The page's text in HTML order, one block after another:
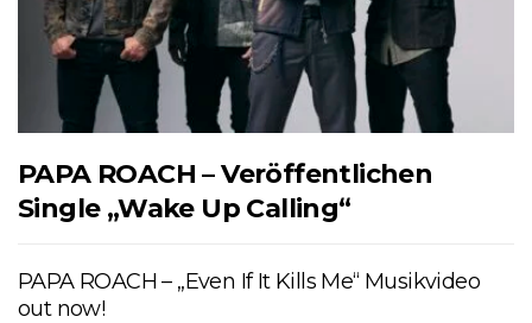
PAPA ROACH – Veröffentlichen
Single „Wake Up Calling“
PAPA ROACH – „Even If It Kills Me“ Musikvideo
out now!